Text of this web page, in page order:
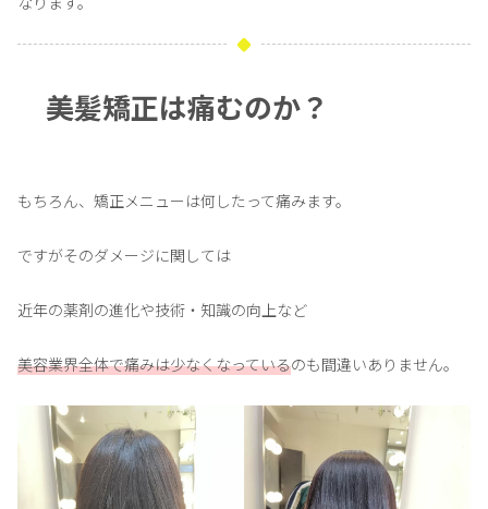
美髪矯正は痛むのか？
もちろん、矯正メニューは何したって痛みます。
ですがそのダメージに関しては
近年の薬剤の進化や技術・知識の向上など
美容業界全体で痛みは少なくなっているのも間違いありません。